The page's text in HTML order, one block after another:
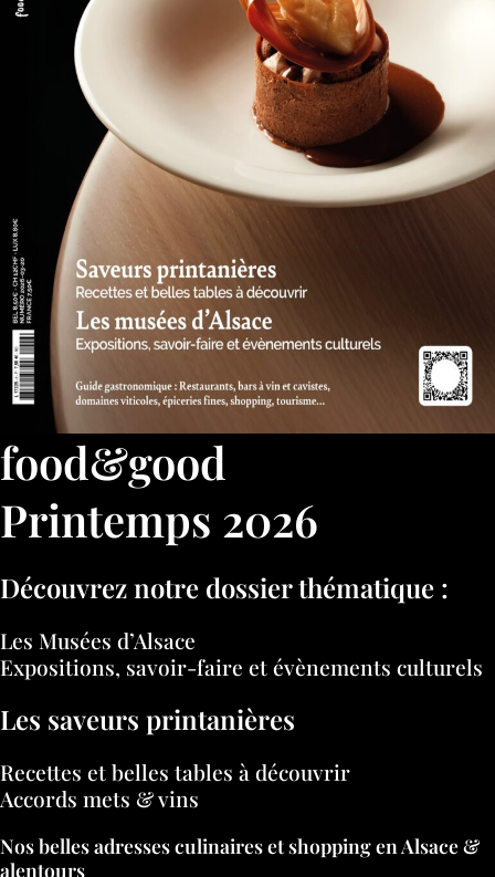
food&good
Printemps 2026
Découvrez notre dossier thématique :
Les Musées d’Alsace
Expositions, savoir-faire et évènements culturels
Les saveurs printanières
Recettes et belles tables à découvrir
Accords mets & vins
Nos belles adresses culinaires et shopping en Alsace &
alentours